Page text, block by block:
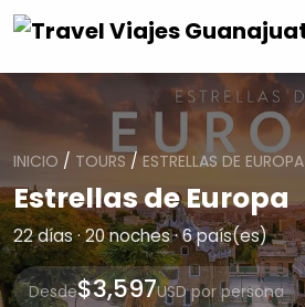
INICIO / TOURS / ESTRELLAS DE EUROPA
Estrellas de Europa
22 días · 20 noches · 6 país(es)
Desde$3,597USD por persona